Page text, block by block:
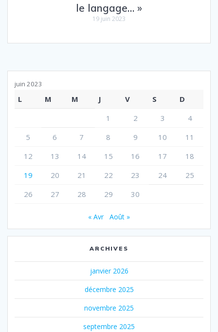
le langage… »
19 juin 2023
juin 2023
L M M J V S
D
1
2 3
4
5
6 7 8 9 10
11
12
13 14 15 16 17
18
19
20 21 22 23 24
25
26
27 28 29 30
« Avr Août »
ARCHIVES
janvier 2026
décembre 2025
novembre 2025
septembre 2025